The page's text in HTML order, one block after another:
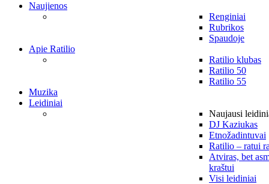
Naujienos
Renginiai
Rubrikos
Spaudoje
Apie Ratilio
Ratilio klubas
Ratilio 50
Ratilio 55
Muzika
Leidiniai
Naujausi
DJ Kaziukas
Etnožadintuvai
Ratilio – ratui
Atviras, bet
kraštui
Visi leidiniai